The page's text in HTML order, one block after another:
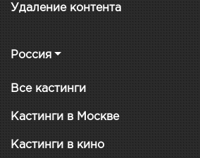
Удаление контента
Россия
Все кастинги
Кастинги в Москве
Кастинги в кино